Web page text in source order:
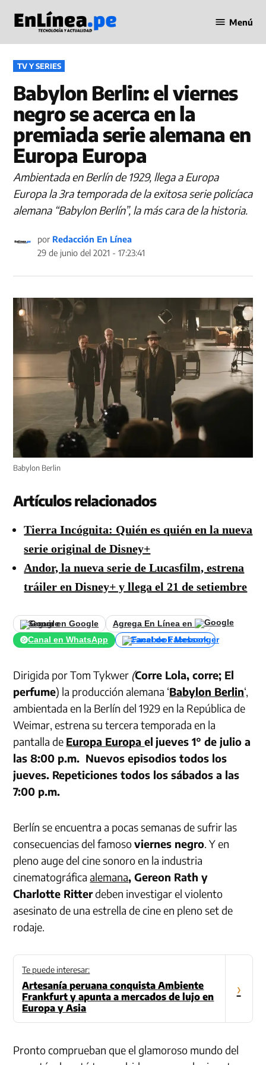
contenido
en Línea
Menú
PUBLICADO
EN
TV Y SERIES
Babylon Berlin: el viernes
negro se acerca en la
premiada serie alemana en
Europa Europa
Ambientada en Berlín de 1929, llega a Europa
Europa la 3ra temporada de la exitosa serie policíaca
alemana “Babylon Berlín”, la más cara de la historia.
por Redacción En Línea
29 de junio del 2021 - 17:23:41
Babylon Berlin
Artículos relacionados
Tierra Incógnita: Quién es quién en la nueva
serie original de Disney+
Andor, la nueva serie de Lucasfilm, estrena
tráiler en Disney+ y llega el 21 de setiembre
Seguir en Google
Agrega En Línea en
Canal en WhatsApp
Canal de Facebook
Dirigida por Tom Tykwer (Corre Lola, corre; El
perfume) la producción alemana ‘Babylon Berlin‘,
ambientada en la Berlín del 1929 en la República de
Weimar, estrena su tercera temporada en la
pantalla de Europa Europael jueves 1° de julio a
las 8:00 p.m. Nuevos episodios todos los
jueves. Repeticiones todos los sábados a las
7:00 p.m.
Berlín se encuentra a pocas semanas de sufrir las
consecuencias del famosoviernes negro. Y en
pleno auge del cine sonoro en la industria
cinematográficaalemana, Gereon Rath y
Charlotte Ritterdeben investigar el violento
asesinato de una estrella de cine en pleno set de
rodaje.
Te puede interesar:
Artesanía peruana conquista Ambiente
Frankfurt y apunta a mercados de lujo en
Europa y Asia
›
Pronto comprueban que el glamoroso mundo del